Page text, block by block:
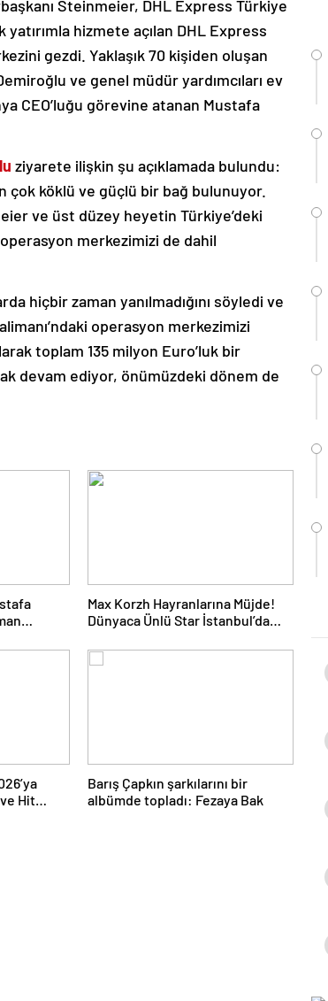
Steinmeier, DHL Express Türkiye
hizmete açılan DHL Express
gezdi. Yaklaşık 70 kişiden oluşan
ve genel müdür yardımcıları ev
CEO’luğu görevine atanan Mustafa
ziyarete ilişkin şu açıklamada bulundu:
çok köklü ve güçlü bir bağ bulunuyor.
ve üst düzey heyetin Türkiye’deki
merkezimizi de dahil
hiçbir zaman yanılmadığını söyledi ve
operasyon merkezimizi
toplam 135 milyon Euro’luk bir
devam ediyor, önümüzdeki dönem de
Max Korzh Hayranlarına Müjde!
Dünyaca Ünlü Star İstanbul’da
Buluşuyor
Hit
Barış Çapkın şarkılarını bir
albümde topladı: Fezaya Bak